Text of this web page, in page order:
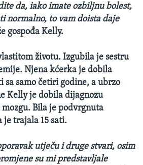
da, iako imate ozbiljnu bolest,
normalno, to vam doista daje
gospođa Kelly.
životu. Izgubila je sestru
Njena kćerka je dobila
sa samo četiri godine, a ubrzo
Kelly je dobila dijagnozu
Bila je podvrgnuta
je trajala 15 sati.
utječu i druge stvari, osim
su mi predstavljale